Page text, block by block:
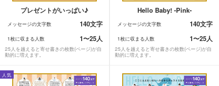
プレゼントがいっぱい♪
メッセージの文字数 140文字
1枚に収まる人数 1〜25人
25人を越えると寄せ書きの枚数(ページ)が自
動的に増えます。
Hello Baby! -Pink-
メッセージの文字数 140文字
1枚に収まる人数 1〜25人
25人を越えると寄せ書きの枚数(ページ)が自
動的に増えます。
人気